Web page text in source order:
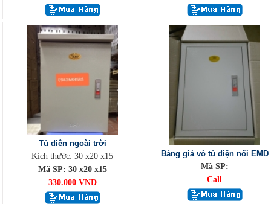
Tủ điên ngoài trời
Kích thước: 30 x20 x15
Mã SP: 30 x20 x15
330.000 VND
Bảng giá vỏ tủ điện nổi EMD
Mã SP:
Call